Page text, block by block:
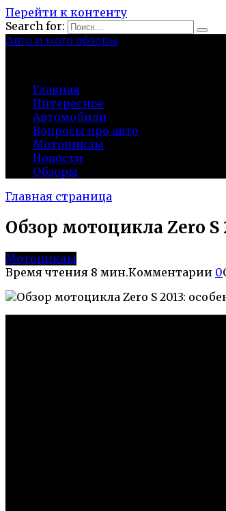
Перейти к контенту
Search for:
Авто и мото обзоры
Главная
Интересное
Автомобили
Вопросы про авто
Мотоциклы
Новости
Обзоры
Главная страница
Обзор мотоцикла Zero
Мотоциклы
Время чтения 8 мин.Комментарии 0